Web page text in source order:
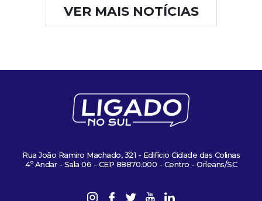
VER MAIS NOTÍCIAS
Rua João Ramiro Machado, 321 - Edifício Cidade das Colinas
4º Andar - Sala 06 - CEP 88870.000 - Centro - Orleans/SC